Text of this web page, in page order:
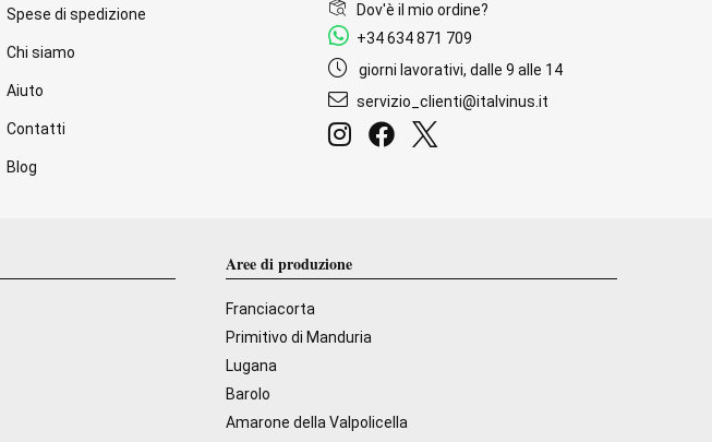
Spese di spedizione
Chi siamo
Aiuto
Contatti
Blog
Dov'è il mio ordine?
+34 634 871 709
giorni lavorativi, dalle 9 alle 14
servizio_clienti@italvinus.it
Aree di produzione
Franciacorta
Primitivo di Manduria
Lugana
Barolo
Amarone della Valpolicella